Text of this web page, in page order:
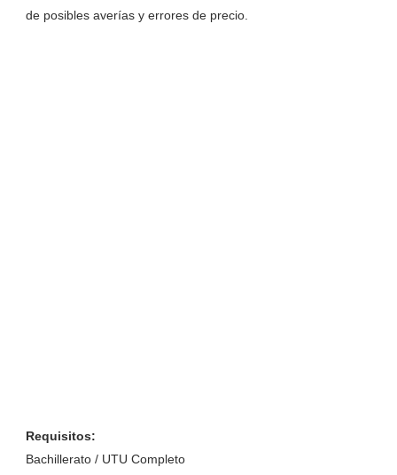
de posibles averías y errores de precio.
Requisitos:
Bachillerato / UTU Completo